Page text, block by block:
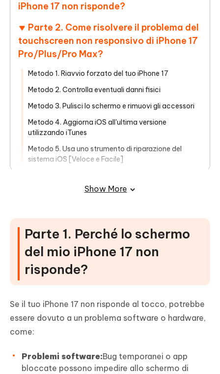
iPhone 17 non risponde?
Parte 2. Come risolvere il problema del
touchscreen non responsivo di iPhone 17
Pro/Plus/Pro Max?
Metodo 1. Riavvio forzato del tuo iPhone 17
Metodo 2. Controlla eventuali danni fisici
Metodo 3. Pulisci lo schermo e rimuovi gli accessori
Metodo 4. Aggiorna iOS all'ultima versione
utilizzando iTunes
Metodo 5. Usa uno strumento di riparazione del
sistema iOS [Veloce e Facile]
sullo schermo non responsivo di iPhone
Parte 4. Domande frequenti sullo
schermo non responsivo di iPhone 17
Show More
Parte 1. Perché lo schermo
del mio iPhone 17 non
risponde?
Se il tuo iPhone 17 non risponde al tocco, potrebbe
essere dovuto a un problema software o hardware,
come:
Problemi software:Bug temporanei o app
bloccate possono impedire allo schermo di